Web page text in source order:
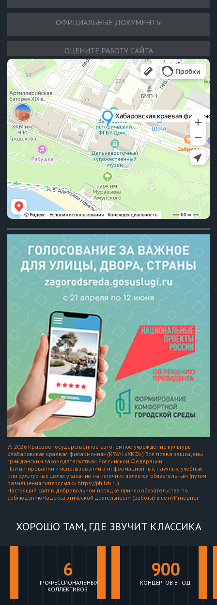
ОФИЦИАЛЬНЫЕ ДОКУМЕНТЫ
ОЦЕНИТЕ РАБОТУ САЙТА
© 2026 Краевое государственное автономное учреждение культуры
«Хабаровская краевая филармония» (КГАУК «ХКФ») Все права защищены
гражданским законодательством Российской Федерации.
При цитировании и использовании в информационных, научных, учебных
или культурных целях указание на источник является обязательным (путем
размещения гиперссылки https://phildv.ru)
Настоящий сайт в добровольном порядке принял обязательства по
соблюдению Кодекса этической деятельности (работы) в сети Интернет
ХОРОШО ТАМ, ГДЕ ЗВУЧИТ КЛАССИКА
6
ПРОФЕССИОНАЛЬНЫХ
КОЛЛЕКТИВОВ
900
КОНЦЕРТОВ В ГОД